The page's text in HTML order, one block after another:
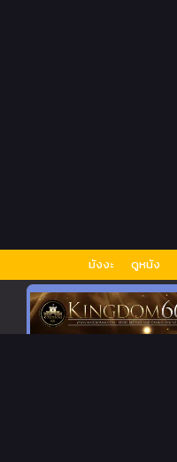
มังงะ ดูหนัง